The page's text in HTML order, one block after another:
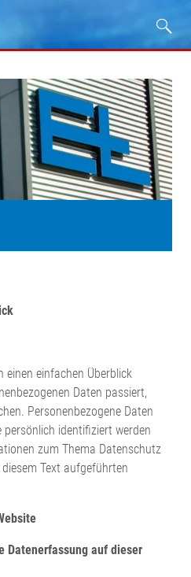
einen einfachen Überblick
Daten passiert,
Personenbezogene Daten
persönlich identifiziert werden
zum Thema Datenschutz
Text aufgeführten
Datenerfassung auf dieser